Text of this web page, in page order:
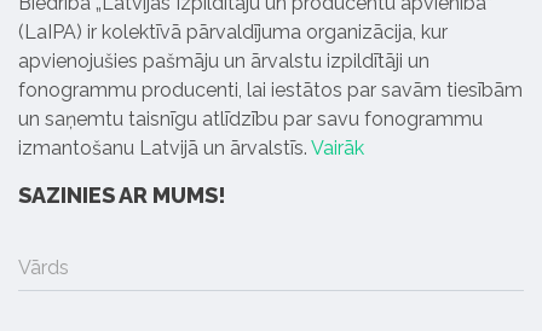
(LaIPA) ir kolektīvā pārvaldījuma organizācija, kur
apvienojušies pašmāju un ārvalstu izpildītāji un
fonogrammu producenti, lai iestātos par savām tiesībām
un saņemtu taisnīgu atlīdzību par savu fonogrammu
izmantošanu Latvijā un ārvalstīs. Vairāk
SAZINIES AR MUMS!
Vārds